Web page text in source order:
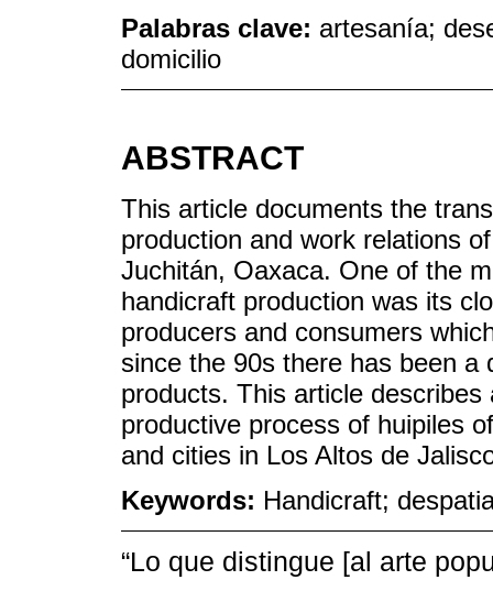
Palabras clave: artesanía;
domicilio
ABSTRACT
This article documents the
production and work relations
Juchitán, Oaxaca. One of the
handicraft production was its
producers and consumers
since the 90s there has been a
products. This article
productive process of huipiles
and cities in Los Altos de
Keywords: Handicraft;
“Lo que distingue [al arte